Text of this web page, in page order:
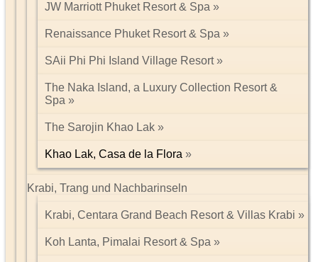
JW Marriott Phuket Resort & Spa
Renaissance Phuket Resort & Spa
SAii Phi Phi Island Village Resort
The Naka Island, a Luxury Collection Resort &
Spa
The Sarojin Khao Lak
Khao Lak, Casa de la Flora
Krabi, Trang und Nachbarinseln
Krabi, Centara Grand Beach Resort & Villas Krabi
Koh Lanta, Pimalai Resort & Spa